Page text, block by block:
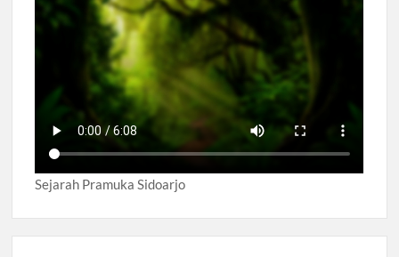
Sejarah Pramuka Sidoarjo